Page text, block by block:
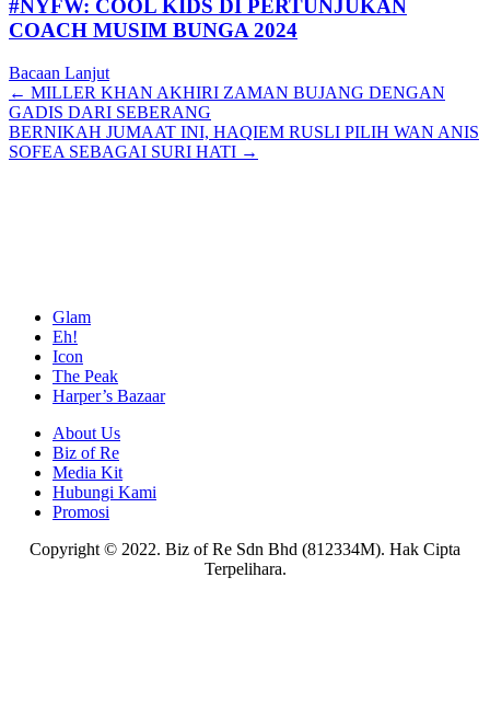
#NYFW: COOL KIDS DI PERTUNJUKAN
COACH MUSIM BUNGA 2024
Bacaan Lanjut
Posts
navigation
← MILLER KHAN AKHIRI ZAMAN BUJANG DENGAN
GADIS DARI SEBERANG
BERNIKAH JUMAAT INI, HAQIEM RUSLI PILIH WAN ANIS
SOFEA SEBAGAI SURI HATI →
Glam
Eh!
Icon
The Peak
Harper’s Bazaar
About Us
Biz of Re
Media Kit
Hubungi Kami
Promosi
Copyright © 2022. Biz of Re Sdn Bhd (812334M). Hak Cipta
Terpelihara.